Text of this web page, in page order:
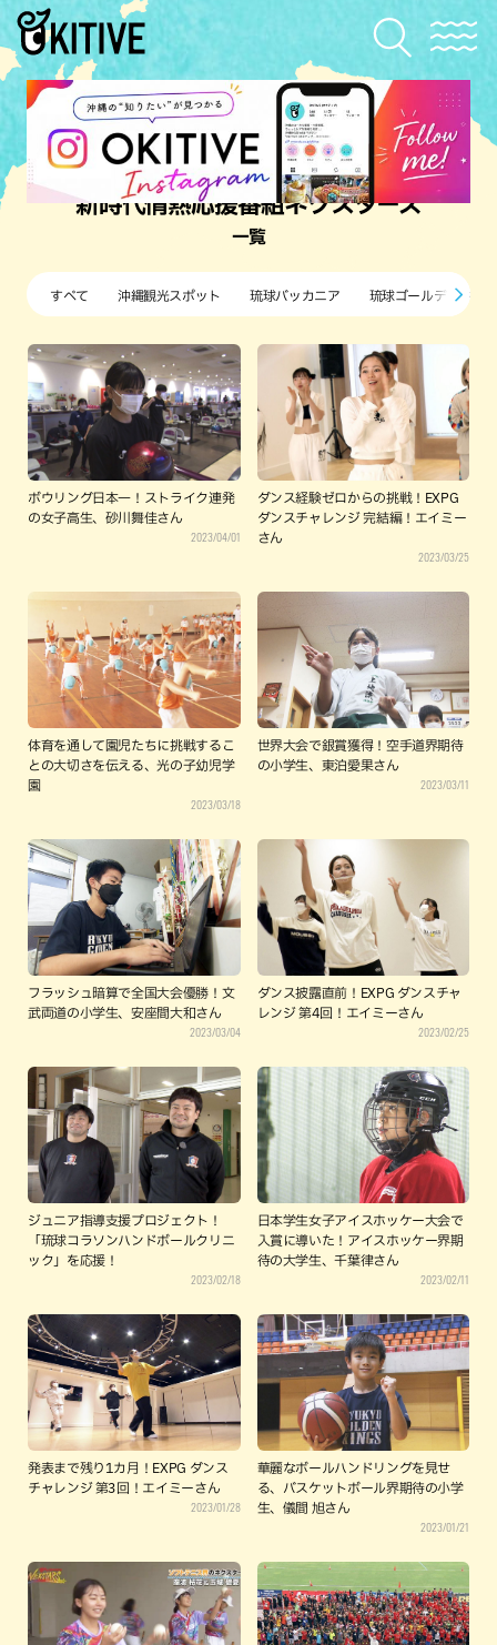
新時代情熱応援番組ネクスターズ
一覧
すべて 沖縄観光スポット 琉球バッカニア 琉球ゴールデンキン
ボウリング日本一！ストライク連発
の女子高生、砂川舞佳さん
2023/04/01
ダンス経験ゼロからの挑戦！EXPG
ダンスチャレンジ 完結編！エイミー
さん
2023/03/25
体育を通して園児たちに挑戦するこ
との大切さを伝える、光の子幼児学
園
2023/03/18
世界大会で銀賞獲得！空手道界期待
の小学生、東泊愛果さん
2023/03/11
フラッシュ暗算で全国大会優勝！文
武両道の小学生、安座間大和さん
2023/03/04
ダンス披露直前！EXPG ダンスチャ
レンジ 第4回！エイミーさん
2023/02/25
ジュニア指導支援プロジェクト！
「琉球コラソンハンドボールクリニ
ック」を応援！
2023/02/18
日本学生女子アイスホッケー大会で
入賞に導いた！アイスホッケー界期
待の大学生、千葉律さん
2023/02/11
発表まで残り1カ月！EXPG ダンス
チャレンジ 第3回！エイミーさん
2023/01/28
華麗なボールハンドリングを見せ
る、バスケットボール界期待の小学
生、儀間 旭さん
2023/01/21